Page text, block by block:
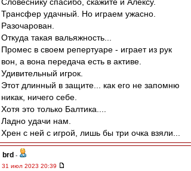
Трансфер удачный. Но играем ужасно.
Разочарован.
Откуда такая вальяжность...
Промес в своем репертуаре - играет из рук
вон, а вона передача есть в активе.
Удивительный игрок.
Этот длинный в защите... как его не запомню
никак, ничего себе.
Хотя это только Балтика....
Ладно удачи нам.
Хрен с ней с игрой, лишь бы три очка взяли...
brd -
31 июл 2023 20:39